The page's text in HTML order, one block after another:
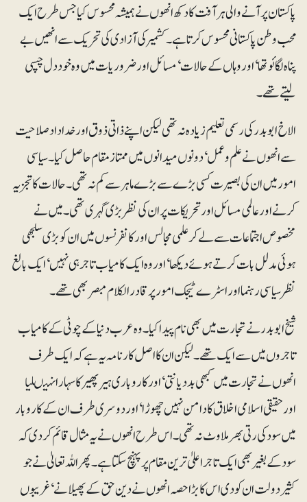
پاکستان پر آنے والی ہر آفت کادکھ انھوں نے ہمیشہ محسوس کیا جس طرح ایک
محب وطن پاکستانی محسوس کرتا ہے۔ کشمیر کی آزادی کی تحریک سے انھیں بے
پناہ لگائوتھا‘ اور وہاں کے حالات‘ مسائل اور ضروریات میں وہ خود دل چسپی
لیتے تھے۔
الاخ ابوبدر کی رسمی تعلیم زیادہ نہ تھی لیکن اپنے ذاتی ذوق اور خداداد صلاحیت
سے انھوں نے علم و عمل‘ دونوں میدانوں میں ممتاز مقام حاصل کیا۔ سیاسی
امور میں ان کی بصیرت کسی بڑے سے بڑے ماہر سے کم نہ تھی۔ حالات کا تجزیہ
کرنے اور عالمی مسائل اور تحریکات پر ان کی نظر بڑی گہری تھی۔ میں نے
مخصوص اجتماعات سے لے کر علمی مجالس اور کانفرنسوں میں ان کو بڑی سلجھی
ہوئی مدلل بات کرتے ہوئے دیکھا‘ اور وہ ایک کامیاب تاجر ہی نہیں‘ ایک بالغ
نظر سیاسی رہنما اور اسٹرے ٹیجک امور پر قادرالکلام مبصر بھی تھے۔
شیخ ابوبدر نے تجارت میں بھی نام پیدا کیا۔ وہ عرب دنیا کے چوٹی کے کامیاب
تاجروں میں سے ایک تھے۔ لیکن ان کا اصل کارنامہ یہ ہے کہ ایک طرف
انھوں نے تجارت میں کبھی بددیانتی‘ اور کاروباری ہیرپھیر کا سہارا نہیںلیا
اورحقیقی اسلامی اخلاق کا دامن نہیں چھوڑا‘ اور دوسری طرف ان کے کاروبار
میں سود کی رتی بھر ملاوٹ نہ تھی۔ اس طرح انھوں نے یہ مثال قائم کر دی کہ
سود کے بغیر بھی ایک تاجر اعلیٰ ترین مقام پر پہنچ سکتا ہے۔ پھر اللہ تعالیٰ نے جو
کثیر دولت ان کو دی اس کا بڑا حصہ انھوں نے دین حق کے پھیلانے‘ غریبوں